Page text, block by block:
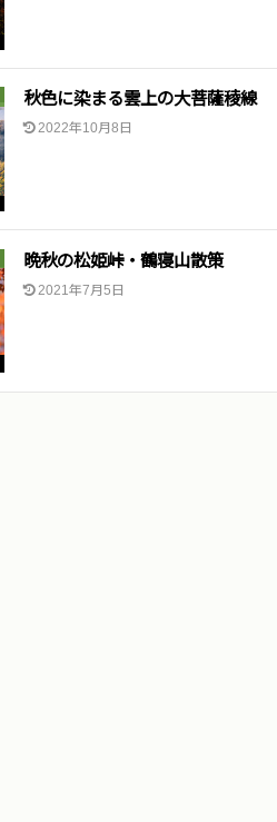
秋色に染まる雲上の大菩薩稜線
2022年10月8日
晩秋の松姫峠・鶴寝山散策
2021年7月5日